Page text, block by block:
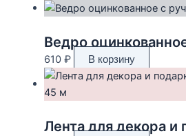
610 ₽ В корзину